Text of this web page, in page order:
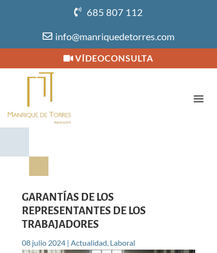
685 807 112
info@manriquedetorres.com
VÍDEOCONSULTA
GARANTÍAS DE LOS
REPRESENTANTES DE LOS
TRABAJADORES
08 julio 2024| Actualidad Laboral